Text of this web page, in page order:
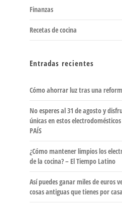
Finanzas
Recetas de cocina
Entradas recientes
Cómo ahorrar luz tras una
No esperes al 31 de agosto y
únicas en estos electrodomésticos
PAÍS
¿Cómo mantener limpios los
de la cocina? – El Tiempo Latino
Así puedes ganar miles de euros
cosas antiguas que tienes por